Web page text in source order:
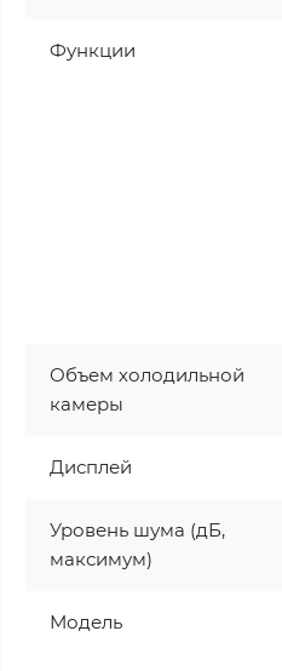
Функции
Объем холодильной
камеры
Дисплей
Уровень шума (дБ,
максимум)
Модель